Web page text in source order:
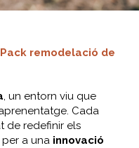
Pack remodelació de
, un entorn viu que
Cada
de redefinir els
a una innovació